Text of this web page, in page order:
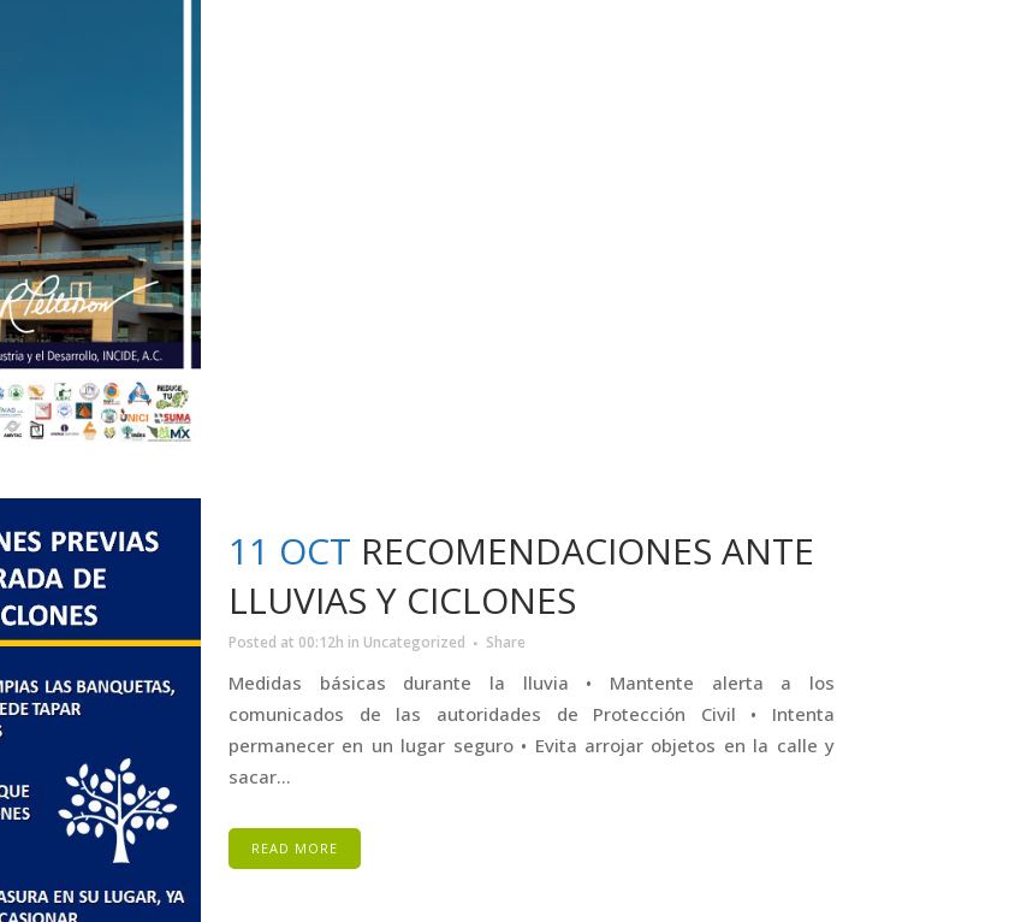
11 OCT RECOMENDACIONES ANTE
LLUVIAS Y CICLONES
Posted at 00:12h in Uncategorized Share
Medidas básicas durante la lluvia • Mantente alerta a los
comunicados de las autoridades de Protección Civil • Intenta
permanecer en un lugar seguro • Evita arrojar objetos en la calle y
sacar...
READ MORE